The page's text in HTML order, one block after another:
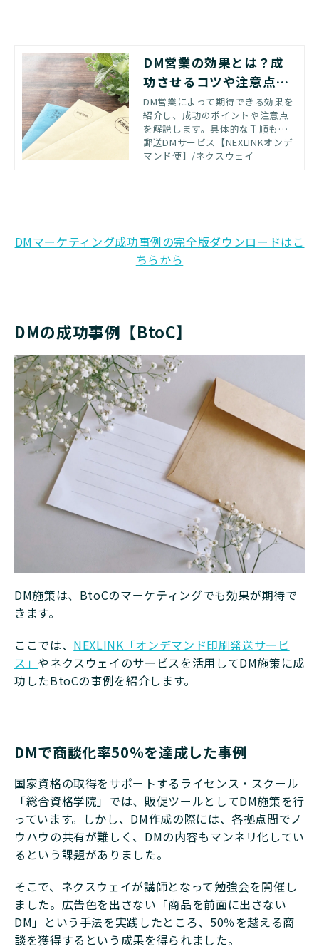
DM営業の効果とは？成
功させるコツや注意点・
手順も紹介
DM営業によって期待できる効果を
紹介し、成功のポイントや注意点
を解説します。具体的な手順も紹
介するため、ぜひ参考にしてくだ
さい。
郵送DMサービス【NEXLINKオンデ
マンド便】/ネクスウェイ
DMマーケティング成功事例の完全版ダウンロードはこ
ちらから
DMの成功事例【BtoC】
DM施策は、BtoCのマーケティングでも効果が期待で
きます。
ここでは、 NEXLINK「オンデマンド印刷発送サービ
ス」やネクスウェイのサービスを活用してDM施策に成
功したBtoCの事例を紹介します。
DMで商談化率50％を達成した事例
国家資格の取得をサポートするライセンス・スクール
「総合資格学院」では、販促ツールとしてDM施策を行
っています。しかし、DM作成の際には、各拠点間でノ
ウハウの共有が難しく、DMの内容もマンネリ化してい
るという課題がありました。
そこで、ネクスウェイが講師となって勉強会を開催し
ました。広告色を出さない「商品を前面に出さない
DM」という手法を実践したところ、50％を越える商
談を獲得するという成果を得られました。